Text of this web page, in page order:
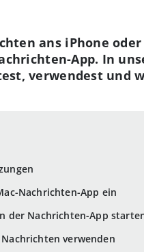
Nachrichten-App ein
der Nachrichten-App
verwenden
ans iPhone
App. In
verwendest und